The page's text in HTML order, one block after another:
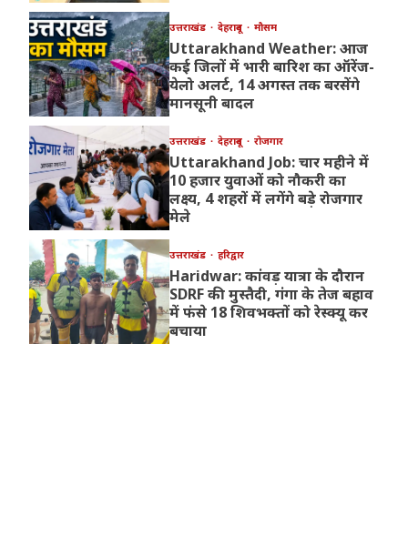
उत्तराखंड देहरादून मौसम
Uttarakhand Weather: आज
कई जिलों में भारी बारिश का ऑरेंज-
येलो अलर्ट, 14 अगस्त तक बरसेंगे
मानसूनी बादल
उत्तराखंड देहरादून रोजगार
Uttarakhand Job: चार महीने में
10 हजार युवाओं को नौकरी का
लक्ष्य, 4 शहरों में लगेंगे बड़े रोजगार
मेले
उत्तराखंड हरिद्वार
Haridwar: कांवड़ यात्रा के दौरान
SDRF की मुस्तैदी, गंगा के तेज बहाव
में फंसे 18 शिवभक्तों को रेस्क्यू कर
बचाया